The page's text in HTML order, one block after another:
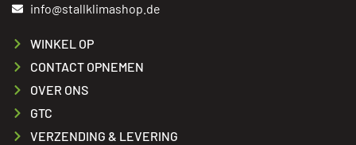
info@stallklimashop.de
WINKEL OP
CONTACT OPNEMEN
OVER ONS
GTC
VERZENDING & LEVERING